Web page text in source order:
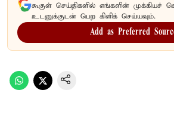
கூகுள் செய்திகளில் எங்களின் முக்கியச்
உடனுக்குடன் பெற கிளிக் செய்யவும்.
Add as Preferred